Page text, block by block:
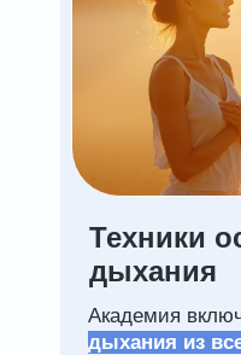
Академия
дыхания из
Техники
дыхания